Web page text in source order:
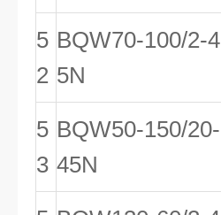
5
2
BQW70-100/2-4
5N
5
3
BQW50-150/20-
45N